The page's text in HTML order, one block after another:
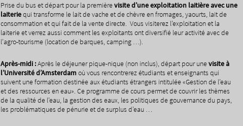
Prise du bus et départ pour la premièrevisite d’une exploitation laitière avec une
laiteriequi transforme le lait de vache et de chèvre en fromages, yaourts, lait de
consommation et qui fait de la vente directe. Vous visiterez l’exploitation et la
laiterie et verrez aussi comment les exploitants ont diversifié leur activité avec de
l’agro-tourisme (location de barques, camping …).
Après-midi :Après le déjeuner pique-nique (non inclus), départ pour unevisite à
l’Universitéd’Amsterdam où vous rencontrerez étudiants et enseignants qui
suivent une formation destinée aux étudiants étrangers intitulée «Gestion de l’eau
et des ressources en eau». Ce programme de cours permet de couvrir les thèmes
de la qualité de l’eau, la gestion des eaux, les politiques de gouvernance du pays,
les problématiques de pénurie et de surplus d’eau …